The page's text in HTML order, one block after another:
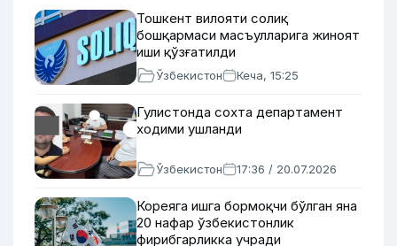
Тошкент вилояти солиқ
бошқармаси масъулларига жиноят
иши қўзғатилди
Ўзбекистон Кеча, 15:25
Гулистонда сохта департамент
ходими ушланди
Ўзбекистон 17:36 / 20.07.2026
Кореяга ишга бормоқчи бўлган яна
20 нафар ўзбекистонлик
фирибгарликка учради